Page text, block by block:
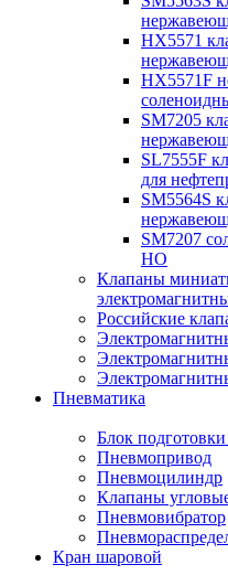
HX5571
HX5571F
SM7205
SL7555F
для
SM5564S
SM7207
НО
Клапаны
Российские
Пневматика
Блок подготовки
Пневмопривод
Пневмоцилиндр
Клапаны
Пневмовибратор
Кран шаровой